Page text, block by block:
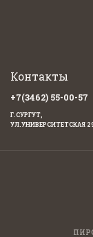
Контакты
+7(3462) 55-00-57
Г.СУРГУТ,
УЛ.УНИВЕРСИТЕТСКАЯ